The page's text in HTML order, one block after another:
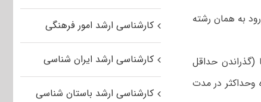
به همان رشته
۶ نیمسال تحصیلی با (گذراندن حداقل
وحداکثر در مدت
کارشناسی ارشد امور فرهنگی
کارشناسی ارشد ایران شناسی
کارشناسی ارشد باستان شناسی